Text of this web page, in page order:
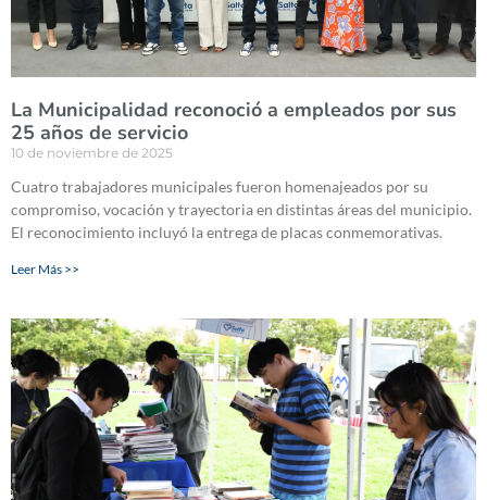
La Municipalidad reconoció a empleados por sus
25 años de servicio
10 de noviembre de 2025
Cuatro trabajadores municipales fueron homenajeados por su
compromiso, vocación y trayectoria en distintas áreas del municipio.
El reconocimiento incluyó la entrega de placas conmemorativas.
Leer Más >>